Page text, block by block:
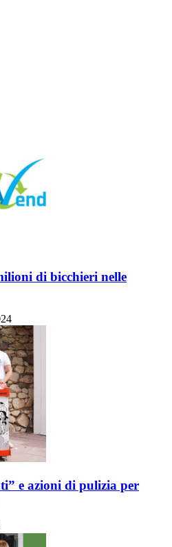
di bicchieri nelle
e azioni di pulizia per